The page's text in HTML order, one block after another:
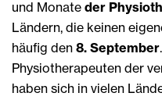
und Monate der
Ländern, die keinen
häufig den 8. September
Physiotherapeuten der
haben sich in vielen